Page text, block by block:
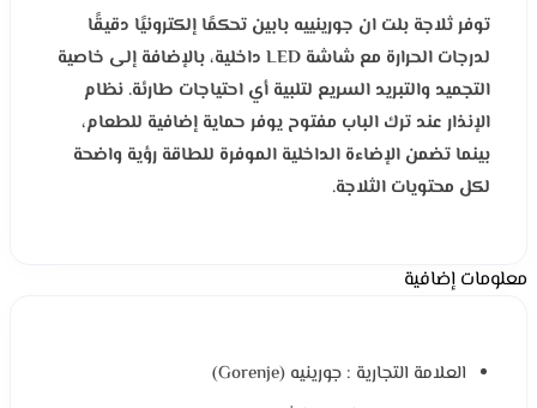
توفر ثلاجة بلت ان جورينييه بابين تحكمًا إلكترونيًا دقيقًا
لدرجات الحرارة مع شاشة LED داخلية، بالإضافة إلى خاصية
التجميد والتبريد السريع لتلبية أي احتياجات طارئة. نظام
الإنذار عند ترك الباب مفتوح يوفر حماية إضافية للطعام،
بينما تضمن الإضاءة الداخلية الموفرة للطاقة رؤية واضحة
لكل محتويات الثلاجة.
معلومات إضافية
العلامة التجارية : جورينيه (Gorenje)